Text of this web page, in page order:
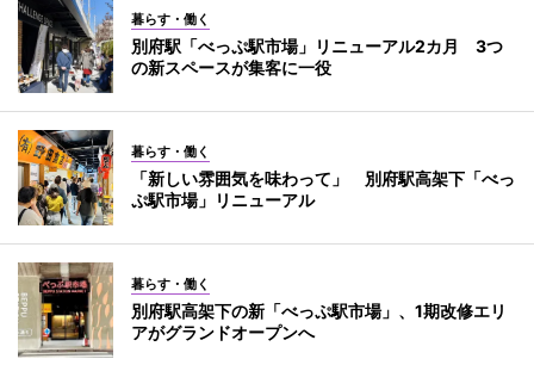
暮らす・働く
別府駅「べっぷ駅市場」リニューアル2カ月 3つ
の新スペースが集客に一役
暮らす・働く
「新しい雰囲気を味わって」 別府駅高架下「べっ
ぷ駅市場」リニューアル
暮らす・働く
別府駅高架下の新「べっぷ駅市場」、1期改修エリ
アがグランドオープンへ